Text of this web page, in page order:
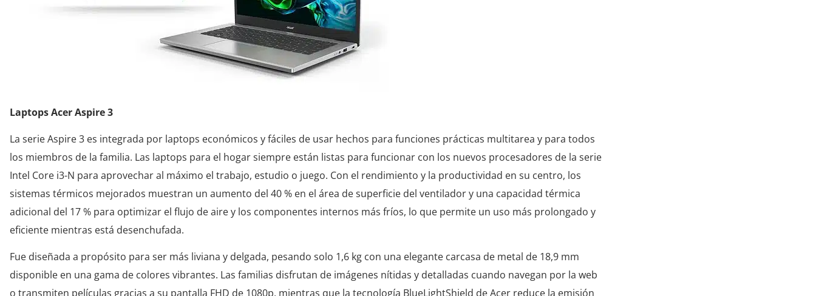
Laptops Acer Aspire 3
La serie Aspire 3 es integrada por laptops económicos y fáciles de usar hechos para funciones prácticas multitarea y para todos
los miembros de la familia. Las laptops para el hogar siempre están listas para funcionar con los nuevos procesadores de la serie
Intel Core i3-N para aprovechar al máximo el trabajo, estudio o juego. Con el rendimiento y la productividad en su centro, los
sistemas térmicos mejorados muestran un aumento del 40 % en el área de superficie del ventilador y una capacidad térmica
adicional del 17 % para optimizar el flujo de aire y los componentes internos más fríos, lo que permite un uso más prolongado y
eficiente mientras está desenchufada.
Fue diseñada a propósito para ser más liviana y delgada, pesando solo 1,6 kg con una elegante carcasa de metal de 18,9 mm
disponible en una gama de colores vibrantes. Las familias disfrutan de imágenes nítidas y detalladas cuando navegan por la web
o transmiten películas gracias a su pantalla FHD de 1080p, mientras que la tecnología BlueLightShield de Acer reduce la emisión